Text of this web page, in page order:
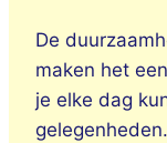
De
maken het
je elke dag
gelegenheden.